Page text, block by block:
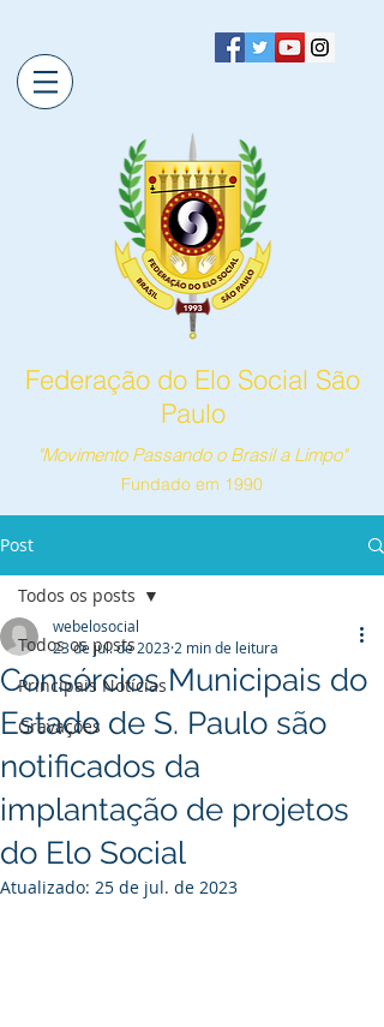
Federação do Elo Social São
Paulo
"Movimento Passando o Brasil a Limpo"
Fundado em 1990
Post
Todos os posts
Principais Notícias
Gravações
Todos os posts
Consórcios Municipais do
Estado de S. Paulo são
notificados da
implantação de projetos
do Elo Social
webelosocial
23 de jul. de 2023 2 min de leitura
Atualizado: 25 de jul. de 2023